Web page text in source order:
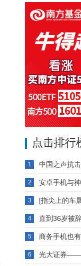
点击排行
1 中国之声抗
2 安卓手机与
3 [指尖上的车
4 直到36岁被
5 商务手机也
6 光大证券——